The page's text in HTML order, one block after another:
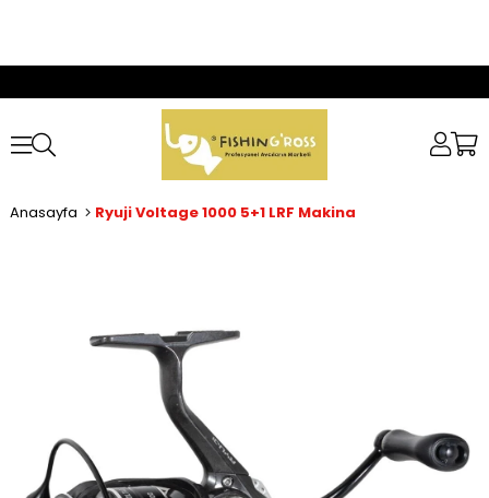
Anasayfa Ryuji Voltage 1000 5+1 LRF Makina